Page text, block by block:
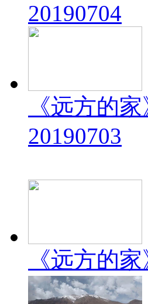
20190704
《远方的
20190703
《远方的